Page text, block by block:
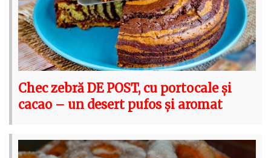
Chec zebră DE POST, cu portocale și
cacao – un desert pufos și aromat